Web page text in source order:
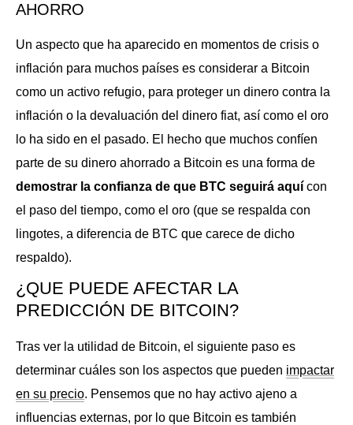
AHORRO
Un aspecto que ha aparecido en momentos de crisis o
inflación para muchos países es considerar a Bitcoin
como un activo refugio, para proteger un dinero contra la
inflación o la devaluación del dinero fiat, así como el oro
lo ha sido en el pasado. El hecho que muchos confíen
parte de su dinero ahorrado a Bitcoin es una forma de
demostrar la confianza de que BTC seguirá aquí con
el paso del tiempo, como el oro (que se respalda con
lingotes, a diferencia de BTC que carece de dicho
respaldo).
¿QUE PUEDE AFECTAR LA
PREDICCIÓN DE BITCOIN?
Tras ver la utilidad de Bitcoin, el siguiente paso es
determinar cuáles son los aspectos que pueden impactar
en su precio. Pensemos que no hay activo ajeno a
influencias externas, por lo que Bitcoin es también